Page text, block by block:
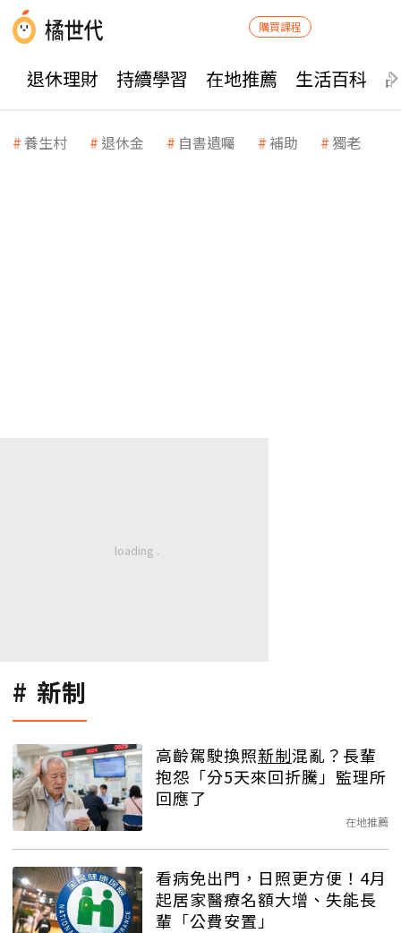
購買課程
退休理財 持續學習 在地推薦 生活百科
養生村 退休金 自書遺囑 補助 獨老
新制
高齡駕駛換照新制混亂？長輩
抱怨「分5天來回折騰」監理所
回應了
在地推薦
看病免出門，日照更方便！4月
起居家醫療名額大增、失能長
輩「公費安置」